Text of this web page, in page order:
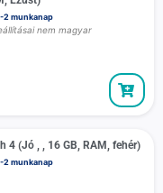
2 munkanap
nem magyar
4 (Jó , , 16 GB, RAM, fehér)
2 munkanap